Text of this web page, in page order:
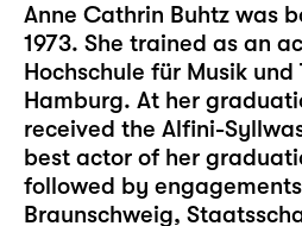
Anne Cathrin Buhtz was
1973. She trained as an
Hochschule für Musik und
Hamburg. At her
received the Alfini-
best actor of her
followed by
Braunschweig,